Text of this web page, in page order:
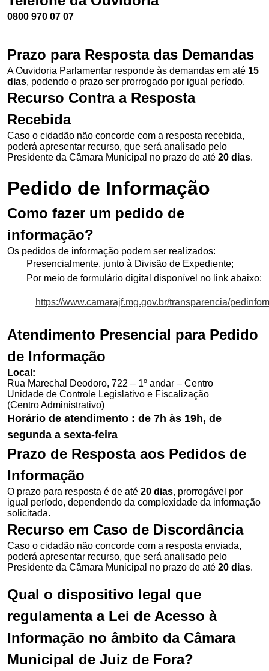
0800 970 07 07
Prazo para Resposta das Demandas
A Ouvidoria Parlamentar responde às demandas em até 15
dias, podendo o prazo ser prorrogado por igual período.
Recurso Contra a Resposta
Recebida
Caso o cidadão não concorde com a resposta recebida,
poderá apresentar recurso, que será analisado pelo
Presidente da Câmara Municipal no prazo de até 20 dias.
Pedido de Informação
Como fazer um pedido de
informação?
Os pedidos de informação podem ser realizados:
Presencialmente, junto à Divisão de Expediente;
Por meio de formulário digital disponível no link abaixo:
https://www.camarajf.mg.gov.br/transparencia/
Atendimento Presencial para Pedido
de Informação
Local:
Rua Marechal Deodoro, 722 – 1º andar – Centro
Unidade de Controle Legislativo e Fiscalização
(Centro Administrativo)
Horário de atendimento : de 7h às 19h, de
segunda a sexta-feira
Prazo de Resposta aos Pedidos de
Informação
O prazo para resposta é de até 20 dias, prorrogável por
igual período, dependendo da complexidade da informação
solicitada.
Recurso em Caso de Discordância
Caso o cidadão não concorde com a resposta enviada,
poderá apresentar recurso, que será analisado pelo
Presidente da Câmara Municipal no prazo de até 20 dias.
Qual o dispositivo legal que
regulamenta a Lei de Acesso à
Informação no âmbito da Câmara
Municipal de Juiz de Fora?